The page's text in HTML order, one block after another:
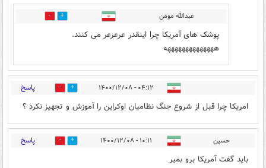
عبدالله مومن 0
پوشک های آمریکا چرا اینقدر عرعرعر می کنند.
ههههههههههههههه
۰۴:۱۲ - ۱۴۰۰/۱۲/۰۸ 0 پاسخ
امریکا چرا قبل از شروع جنگ نظامیان اوکراین را آموزش و تجهیز نکرد ؟
حسین ۱۰:۱۱ - ۱۴۰۰/۱۲/۰۸ 0 پاسخ
باید گفت آمریکا برو بمیر